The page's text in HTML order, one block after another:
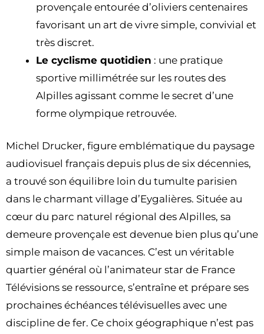
provençale entourée d’oliviers centenaires
favorisant un art de vivre simple, convivial et
très discret.
Le cyclisme quotidien : une pratique
sportive millimétrée sur les routes des
Alpilles agissant comme le secret d’une
forme olympique retrouvée.
Michel Drucker, figure emblématique du paysage
audiovisuel français depuis plus de six décennies,
a trouvé son équilibre loin du tumulte parisien
dans le charmant village d’Eygalières. Située au
cœur du parc naturel régional des Alpilles, sa
demeure provençale est devenue bien plus qu’une
simple maison de vacances. C’est un véritable
quartier général où l’animateur star de France
Télévisions se ressource, s’entraîne et prépare ses
prochaines échéances télévisuelles avec une
discipline de fer. Ce choix géographique n’est pas